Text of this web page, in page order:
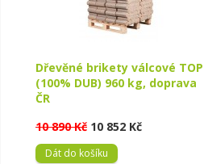
Dřevěné brikety válcové TOP
(100% DUB) 960 kg, doprava
ČR
10 890 Kč 10 852 Kč
Dát do košíku